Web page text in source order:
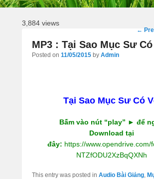
3,884 views
Post
←
MP3 : Tại Sao Mục Sư
Posted on 11/05/2015 by Admin
Tại Sao Mục Sư Có
Bấm vào nút “play” ► để
Download tại
đây: https://www.opendrive.com/
NTZfODU2XzBqQXNh
This entry was posted in Audio Bài Giảng,